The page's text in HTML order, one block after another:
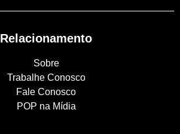
Relacionamento
Sobre
Trabalhe Conosco
Fale Conosco
POP na Mídia